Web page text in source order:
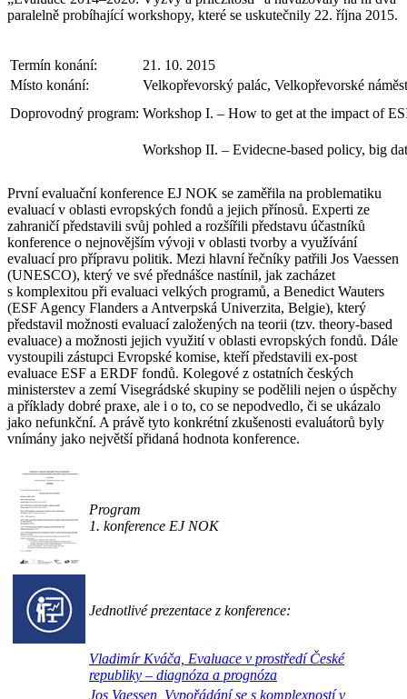
paralelně probíhající workshopy, které se uskutečnily 22. října 2015.
Termín konání:
21. 10. 2015
Místo konání:
Velkopřevorský palác, Velkopřevorské
Doprovodný program: Workshop I. – How to get at the impact of
Workshop II. – Evidecne-based policy, big
První evaluační konference EJ NOK se zaměřila na problematiku
evaluací v oblasti evropských fondů a jejich přínosů. Experti ze
zahraničí představili svůj pohled a rozšířili představu účastníků
konference o nejnovějším vývoji v oblasti tvorby a využívání
evaluací pro přípravu politik. Mezi hlavní řečníky patřili Jos Vaessen
(UNESCO), který ve své přednášce nastínil, jak zacházet
s komplexitou při evaluaci velkých programů, a Benedict Wauters
(ESF Agency Flanders a Antverpská Univerzita, Belgie), který
představil možnosti evaluací založených na teorii (tzv. theory-based
evaluace) a možnosti jejich využití v oblasti evropských fondů. Dále
vystoupili zástupci Evropské komise, kteří představili ex-post
evaluace ESF a ERDF fondů. Kolegové z ostatních českých
ministerstev a zemí Visegrádské skupiny se podělili nejen o úspěchy
a příklady dobré praxe, ale i o to, co se nepodvedlo, či se ukázalo
jako nefunkční. A právě tyto konkrétní zkušenosti evaluátorů byly
vnímány jako největší přidaná hodnota konference.
Program
1. konference EJ NOK
Jednotlivé prezentace z konference:
Vladimír Kváča, Evaluace v prostředí České
republiky – diagnóza a prognóza
Jos Vaessen, Vypořádání se s komplexností v